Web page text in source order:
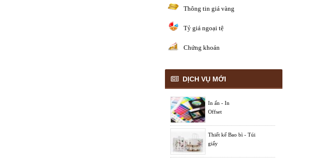
Gia công dán phong bì
Gia công dán bao lì xì
Thông tin giá vàng
Tỷ giá ngoại tệ
Chứng khoán
DỊCH VỤ MỚI
In ấn - In
Offset
Thiết kế Bao bì - Túi
giấy